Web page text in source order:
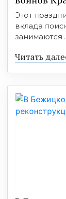
Этот
вклада
занимаются
Читать